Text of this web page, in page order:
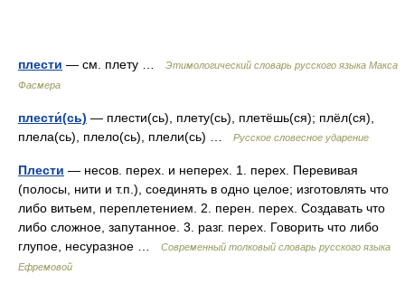
плести — см. плету …
Этимологический словарь русского языка Макса
Фасмера
плести́(сь) — плести(сь), плету(сь), плетёшь(ся); плёл(ся),
плела(сь), плело(сь), плели(сь) …
Русское словесное ударение
Плести — несов. перех. и неперех. 1. перех. Перевивая
(полосы, нити и т.п.), соединять в одно целое; изготовлять что
либо витьем, переплетением. 2. перен. перех. Создавать что
либо сложное, запутанное. 3. разг. перех. Говорить что либо
глупое, несуразное …
Современный толковый словарь русского языка
Ефремовой